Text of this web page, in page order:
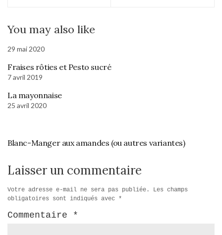
You may also like
29 mai 2020
Fraises rôties et Pesto sucré
7 avril 2019
La mayonnaise
25 avril 2020
Blanc-Manger aux amandes (ou autres variantes)
Laisser un commentaire
Votre adresse e-mail ne sera pas publiée.
Les champs
obligatoires sont indiqués avec *
Commentaire *